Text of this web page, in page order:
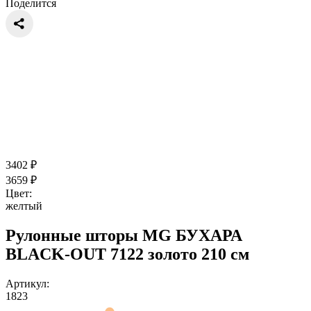
Поделится
3402 ₽
3659 ₽
Цвет:
желтый
Рулонные шторы MG БУХАРА
BLACK-OUT 7122 золото 210 см
Артикул:
1823